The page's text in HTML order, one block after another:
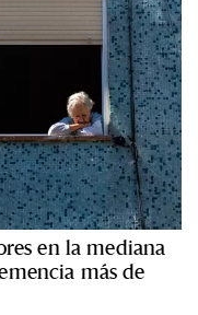
en la mediana
más de